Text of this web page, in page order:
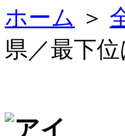
ホーム ＞
県／最下